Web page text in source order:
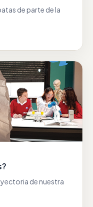
de parte de la
de nuestra